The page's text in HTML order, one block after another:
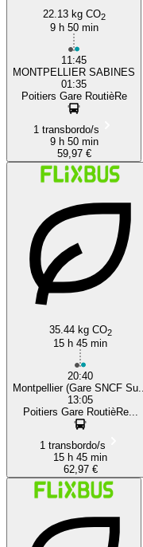
22.13 kg CO2
9 h 50 min
11:45
MONTPELLIER SABINES
01:35
Poitiers Gare RoutièRe
1 transbordo/s
9 h 50 min
59,97 €
35.44 kg CO2
15 h 45 min
20:40
Montpellier (Gare SNCF Su...
13:05
Poitiers Gare RoutièRe...
1 transbordo/s
15 h 45 min
62,97 €